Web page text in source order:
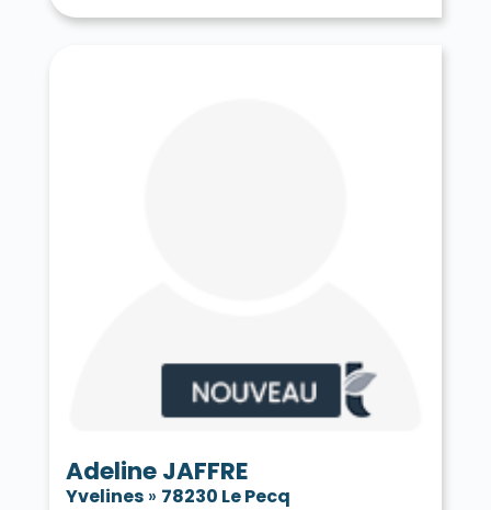
Tessancourt-sur-Aubette 78250
Villepreux 78450
Villette 78930
Villiers-le-Mahieu 78770
Villiers-Saint-Frédéric 78640
Voisins-le-Bretonneux 78960
Adeline JAFFRE
Yvelines» 78230 Le Pecq